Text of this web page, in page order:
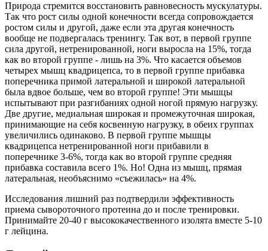
Природа стремится восстановить равновесность мускулатуры.
Так что рост силы одной конечности всегда сопровождается
ростом силы и другой, даже если эта другая конечность
вообще не подвергалась тренингу. Так вот, в первой группе
сила другой, нетренированной, ноги выросла на 15%, тогда
как во второй группе - лишь на 3%. Что касается объемов
четырех мышц квадрицепса, то в первой группе прибавка
поперечника примой латеральной и широкой латеральной
была вдвое больше, чем во второй группе! Эти мышцы
испытывают при разгибаниях одной ногой прямую нагрузку.
Две другие, медиальная широкая и промежуточная широкая,
принимающие на себя косвенную нагрузку, в обеих группах
увеличились одинаково. В первой группе мышцы
квадрицепса нетренированной ноги прибавили в
поперечнике 3-6%, тогда как во второй группе средняя
прибавка составила всего 1%. Но! Одна из мышц, прямая
латеральная, необъяснимо «съежилась» на 4%.
Исследования лишний раз подтвердили эффективность
приема сывороточного протеина до и после тренировки.
Принимайте 20-40 г высококачественного изолята вместе 5-10
г лейцина.